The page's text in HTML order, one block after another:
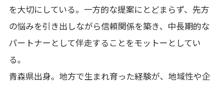
を大切にしている。一方的な提案にとどまらず、先方
の悩みを引き出しながら信頼関係を築き、中長期的な
パートナーとして伴走することをモットーとしてい
る。
青森県出身。地方で生まれ育った経験が、地域性や企